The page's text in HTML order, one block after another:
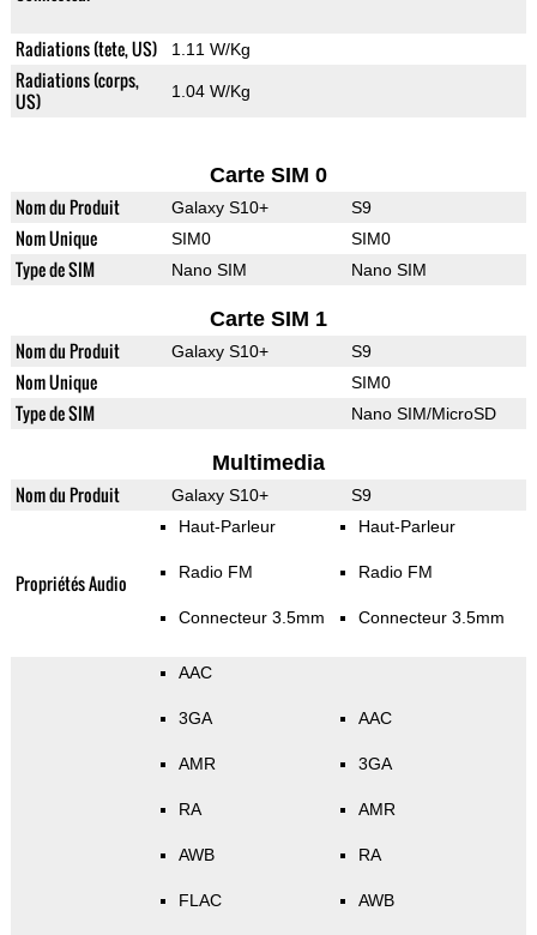
Radiations (tete, US) 1.11 W/Kg
Radiations (corps,
US)
1.04 W/Kg
Carte SIM 0
Nom du Produit Galaxy S10+ S9
Nom Unique SIM0 SIM0
Type de SIM Nano SIM Nano SIM
Carte SIM 1
Nom du Produit Galaxy S10+ S9
Nom Unique SIM0
Type de SIM Nano SIM/MicroSD
Multimedia
Nom du Produit Galaxy S10+ S9
Propriétés Audio
Haut-Parleur
Radio FM
Connecteur 3.5mm
Haut-Parleur
Radio FM
Connecteur 3.5mm
AAC
3GA
AMR
RA
AWB
FLAC
AAC
3GA
AMR
RA
AWB